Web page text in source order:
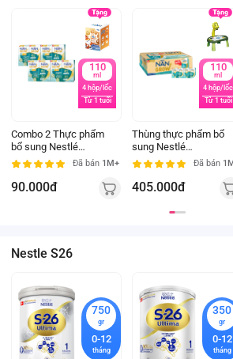
110
ml
4 hộp/lốc
Từ 1 tuổi
Combo 2 Thực phẩm
bổ sung Nestlé
NANGROW 9 (4x110ml)
Đã bán 1M+
90.000đ
110
ml
4 hộp/lốc
Từ 1 tuổi
Thùng thực phẩm bổ
sung Nestlé
NANGROW 9Đã bán
405.000đ
Nestle S26
750
gr
0-12
tháng
350
gr
0-12
tháng